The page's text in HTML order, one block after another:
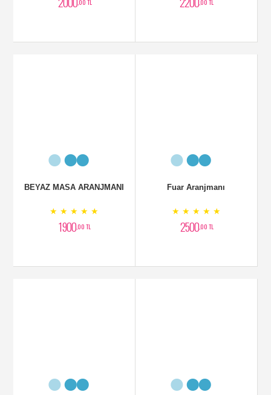
,00 TL ,00 TL
BEYAZ MASA ARANJMANI
★ ★ ★ ★ ★
1900,00 TL
Fuar Aranjmanı
★ ★ ★ ★ ★
2500,00 TL